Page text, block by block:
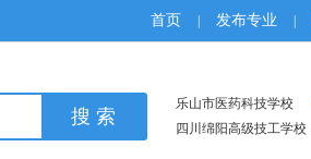
首页 发布专业
乐山市医药科技学校
四川绵阳高级技工学校